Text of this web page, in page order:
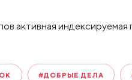
активная индексируемая
#ДОБРЫЕ ДЕЛА